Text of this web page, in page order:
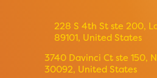
228 S 4th St ste 200,
89101, United States
3740 Davinci Ct ste 150,
30092, United States